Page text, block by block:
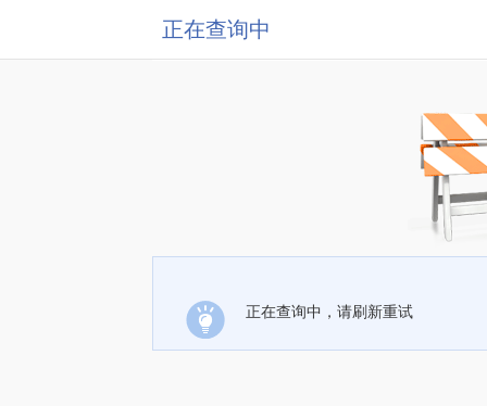
正在查询中
正在查询中，请刷新重试